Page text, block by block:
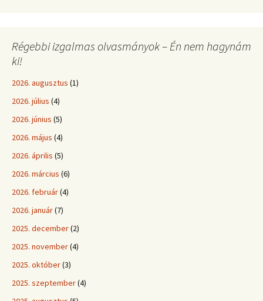
Régebbi izgalmas olvasmányok – Én nem hagynám
ki!
2026. augusztus (1)
2026. július (4)
2026. június (5)
2026. május (4)
2026. április (5)
2026. március (6)
2026. február(4)
2026. január(7)
2025. december(2)
2025. november(4)
2025. október(3)
2025. szeptember(4)